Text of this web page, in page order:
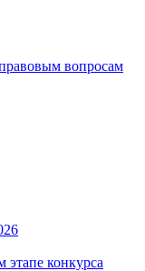
вопросам
конкурса